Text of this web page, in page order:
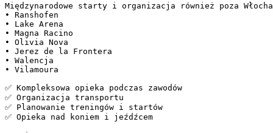
Międzynarodowe starty i organizacja również poza
• Ranshofen
• Lake Arena
• Magna Racino
• Olivia Nova
• Jerez de la Frontera
• Walencja
• Vilamoura
✅ Kompleksowa opieka podczas zawodów
✅ Organizacja transportu
✅ Planowanie treningów i startów
✅ Opieka nad koniem i jeźdźcem